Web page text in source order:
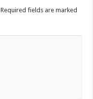
Required fields are marked